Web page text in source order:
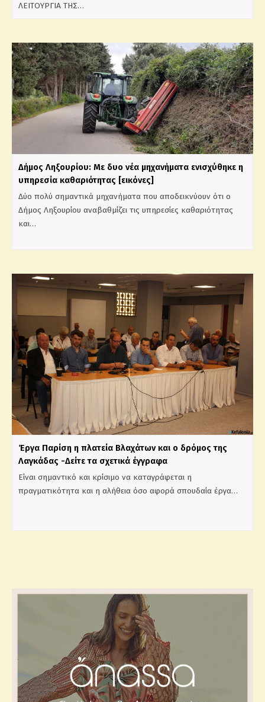
ΛΕΙΤΟΥΡΓΙΑ ΤΗΣ…
Δήμος Ληξουρίου: Με δυο νέα μηχανήματα ενισχύθηκε η
υπηρεσία καθαριότητας [εικόνες]
Δύο πολύ σημαντικά μηχανήματα που αποδεικνύουν ότι ο
Δήμος Ληξουρίου αναβαθμίζει τις υπηρεσίες καθαριότητας
και…
Έργα Παρίση η πλατεία Βλαχάτων και ο δρόμος της
Λαγκάδας -Δείτε τα σχετικά έγγραφα
Είναι σημαντικό και κρίσιμο να καταγράφεται η
πραγματικότητα και η αλήθεια όσο αφορά σπουδαία έργα…